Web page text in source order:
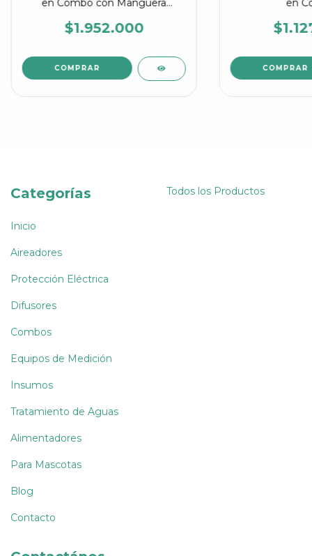
en Combo con Manguera
$1.952.000
en
Categorías
Inicio
Aireadores
Protección Eléctrica
Difusores
Combos
Equipos de Medición
Insumos
Tratamiento de Aguas
Alimentadores
Para Mascotas
Blog
Contacto
Todos los Productos